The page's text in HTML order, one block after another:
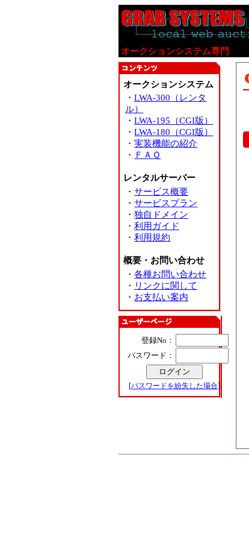
オークションシステム専門
オークションシステム
・LWA-300（レンタ
ル）
・LWA-195（CGI版）
・LWA-180（CGI版）
・実装機能の紹介
・
ＦＡＱ
レンタルサーバー
・サービス概要
・サービスプラン
・独自ドメイン
・利用ガイド
・利用規約
概要・お問い合わせ
・各種お問い合わせ
・ リンクに関して
・ お支払い案内
登録No：
パスワード：
[パスワードを紛失した場合]